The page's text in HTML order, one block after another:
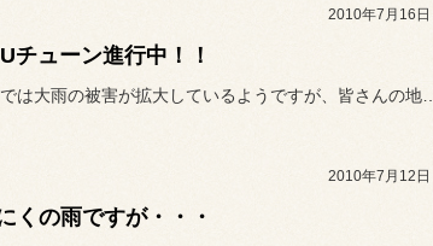
2010年7月16日
チューン進行中！！
2010年7月12日
くの雨ですが・・・